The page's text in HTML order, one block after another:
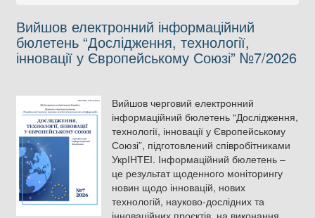
Вийшов електронний інформаційний
бюлетень “Дослідження, технології,
інновації у Європейському Союзі” №7/2026
Вийшов черговий електронний
інформаційний бюлетень “Дослідження,
технології, інновації у Європейському
Союзі”, підготовлений співробітниками
УкрІНТЕІ. Інформаційний бюлетень –
це результат щоденного моніторингу
новин щодо інновацій, нових
технологій, науково-дослідних та
інноваційних проєктів, на виконання